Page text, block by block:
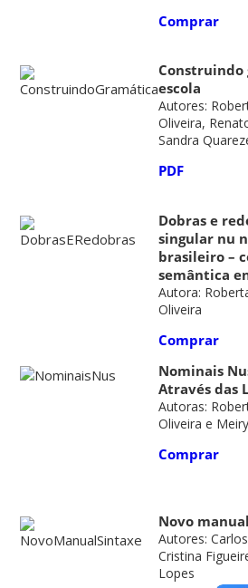
Comprar
Construindo
escola
Autores:
Oliveira,
Sandra
PDF
Dobras e
singular nu
brasileiro –
semântica
Autora:
Oliveira
Comprar
Nominais
Através das
Autoras:
Oliveira e
Comprar
Novo
Autores:
Cristina
Lopes